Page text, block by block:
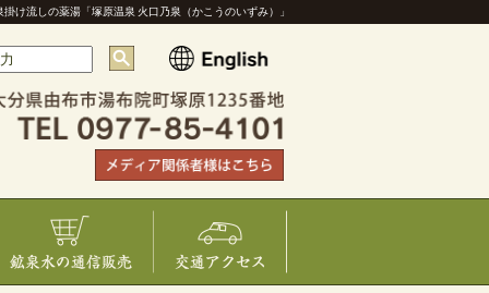
け流しの薬湯「塚原温泉 火口乃泉（かこうのいずみ）」